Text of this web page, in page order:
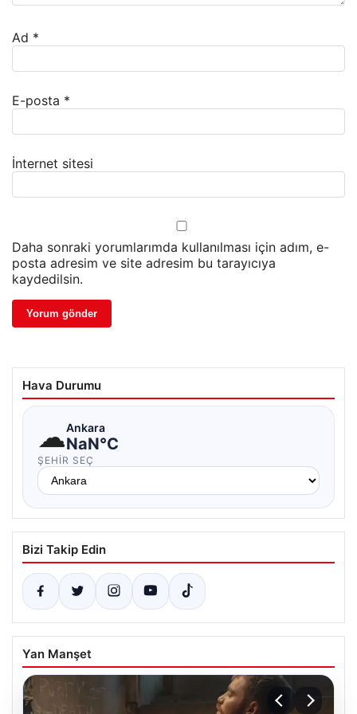
Ad *
E-posta *
İnternet sitesi
Daha sonraki yorumlarımda kullanılması için adım, e-
posta adresim ve site adresim bu tarayıcıya
kaydedilsin.
Hava Durumu
☁Ankara
NaN°C
ŞEHIR SEÇ
Bizi Takip Edin
Yan Manşet